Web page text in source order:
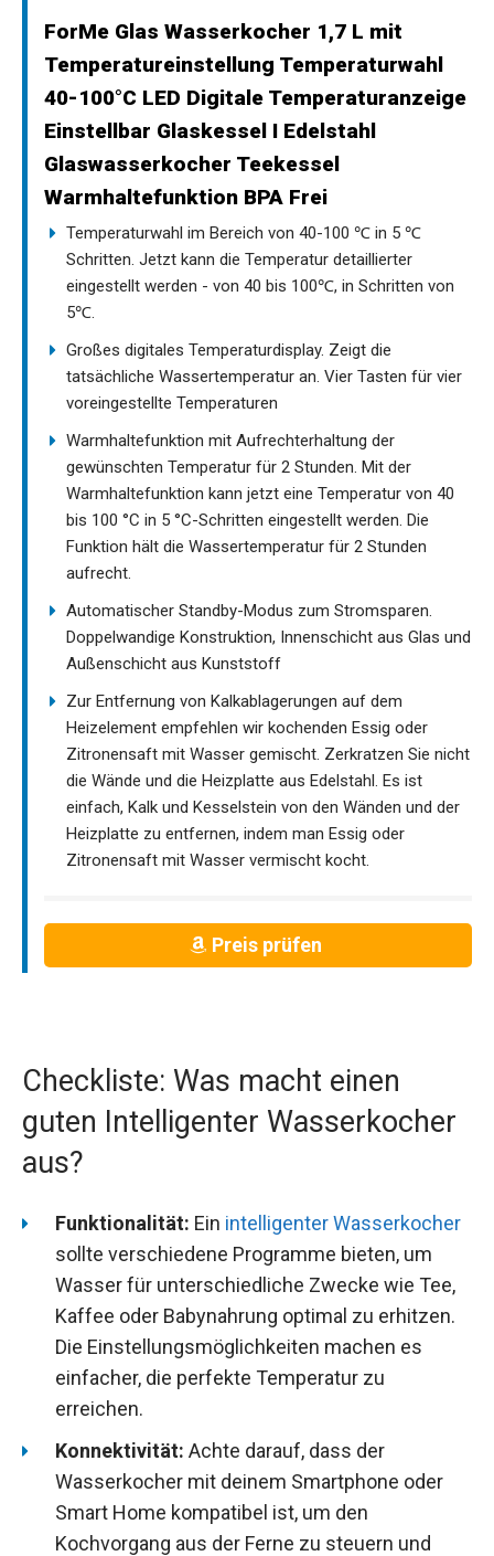
ForMe Glas Wasserkocher 1,7 L mit
Temperatureinstellung Temperaturwahl
40-100°C LED Digitale Temperaturanzeige
Einstellbar Glaskessel I Edelstahl
Glaswasserkocher Teekessel
Warmhaltefunktion BPA Frei
Temperaturwahl im Bereich von 40-100 ℃ in 5 ℃
Schritten. Jetzt kann die Temperatur detaillierter
eingestellt werden - von 40 bis 100℃, in Schritten von
5℃.
Großes digitales Temperaturdisplay. Zeigt die
tatsächliche Wassertemperatur an. Vier Tasten für vier
voreingestellte Temperaturen
Warmhaltefunktion mit Aufrechterhaltung der
gewünschten Temperatur für 2 Stunden. Mit der
Warmhaltefunktion kann jetzt eine Temperatur von 40
bis 100 °C in 5 °C-Schritten eingestellt werden. Die
Funktion hält die Wassertemperatur für 2 Stunden
aufrecht.
Automatischer Standby-Modus zum Stromsparen.
Doppelwandige Konstruktion, Innenschicht aus Glas und
Außenschicht aus Kunststoff
Zur Entfernung von Kalkablagerungen auf dem
Heizelement empfehlen wir kochenden Essig oder
Zitronensaft mit Wasser gemischt. Zerkratzen Sie nicht
die Wände und die Heizplatte aus Edelstahl. Es ist
einfach, Kalk und Kesselstein von den Wänden und der
Heizplatte zu entfernen, indem man Essig oder
Zitronensaft mit Wasser vermischt kocht.
Preis prüfen
Checkliste: Was macht einen
guten Intelligenter Wasserkocher
aus?
Funktionalität: Ein intelligenter Wasserkocher
sollte verschiedene Programme bieten, um
Wasser für unterschiedliche Zwecke wie Tee,
Kaffee oder Babynahrung optimal zu erhitzen.
Die Einstellungsmöglichkeiten machen es
einfacher, die perfekte Temperatur zu
erreichen.
Konnektivität: Achte darauf, dass der
Wasserkocher mit deinem Smartphone oder
Smart Home kompatibel ist, um den
Kochvorgang aus der Ferne zu steuern und